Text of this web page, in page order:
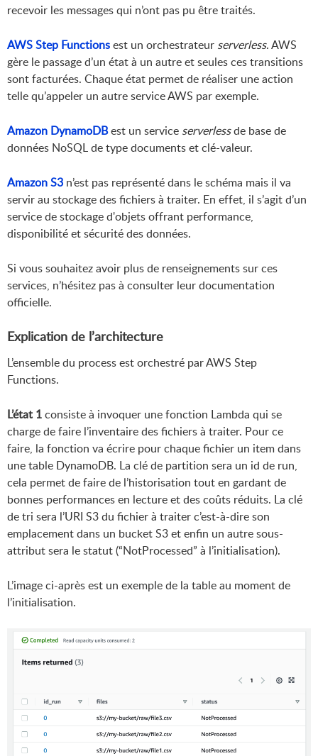
recevoir les messages qui n’ont pas pu être traités.
AWS Step Functionsest un orchestrateur serverless. AWS
gère le passage d’un état à un autre et seules ces transitions
sont facturées. Chaque état permet de réaliser une action
telle qu’appeler un autre service AWS par exemple.
Amazon DynamoDBest un service serverlessde base de
données NoSQL de type documents et clé-valeur.
Amazon S3 n’est pas représenté dans le schéma mais il va
servir au stockage des fichiers à traiter. En effet, il s’agit d’un
service de stockage d'objets offrant performance,
disponibilité et sécurité des données.
Si vous souhaitez avoir plus de renseignements sur ces
services, n’hésitez pas à consulter leur documentation
officielle.
Explication de l’architecture
L’ensemble du process est orchestré par AWS Step
Functions.
L’état 1consiste à invoquer une fonction Lambda qui se
charge de faire l’inventaire des fichiers à traiter. Pour ce
faire, la fonction va écrire pour chaque fichier un item dans
une table DynamoDB. La clé de partition sera un id de run,
cela permet de faire de l’historisation tout en gardant de
bonnes performances en lecture et des coûts réduits. La clé
de tri sera l’URI S3 du fichier à traiter c’est-à-dire son
emplacement dans un bucket S3 et enfin un autre sous-
attribut sera le statut (“NotProcessed” à l’initialisation).
L’image ci-après est un exemple de la table au moment de
l’initialisation.